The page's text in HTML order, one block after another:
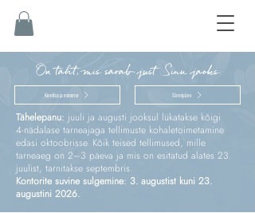
On täht, mis särab just Sinu jaoks
Kinnitus ja esimene Sünnipäev
Tähelepanu: juuli ja augusti jooksul lükatakse kõigi
4‑nädalase tarneajaga tellimuste kohaletoimetamine
edasi oktoobrisse. Kõik teised tellimused, mille
tarneaeg on 2–3 päeva ja mis on esitatud alates 23.
juulist, tarnitakse septembris.
Kontorite suvine sulgemine: 3. augustist kuni 23.
augustini 2026.